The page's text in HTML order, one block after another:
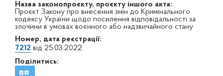
Назва законопроєкту, проєкту іншого акта:
Проєкт Закону про внесення змін до Кримінального
кодексу України щодо посилення відповідальності за
злочини в умовах воєнного або надзвичайного стану
Номер, дата реєстрації:
7212 від 25.03.2022
Поділитись: